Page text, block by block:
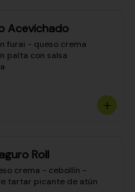
Acevichado
furai - queso crema
palta con salsa
Roll
crema - cebollín -
tartar picante de atún